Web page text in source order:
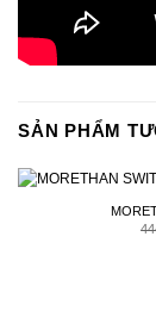
SẢN PHẨM